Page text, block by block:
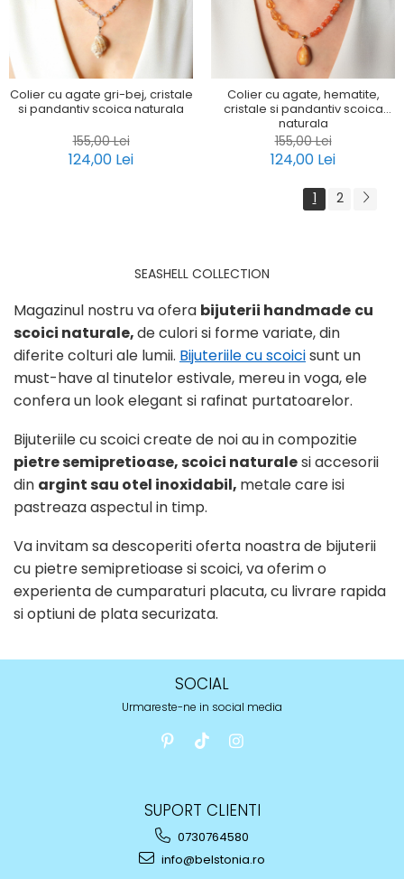
Colier cu agate gri-bej, cristale
si pandantiv scoica naturala
155,00 Lei
124,00 Lei
Colier cu agate, hematite,
cristale si pandantiv scoica
naturala
155,00 Lei
124,00 Lei
1 2
SEASHELL COLLECTION
Magazinul nostru va ofera bijuterii handmade cu
scoici naturale,de culori si forme variate, din
diferite colturi ale lumii. Bijuteriile cu scoicisunt un
must-have al tinutelor estivale, mereu in voga, ele
confera un look elegant si rafinat purtatoarelor.
Bijuteriile cu scoici create de noi au in compozitie
pietresemipretioase, scoici naturalesi accesorii
din argint sau otel inoxidabil, metale care isi
pastreaza aspectul in timp.
Va invitam sa descoperiti oferta noastra de bijuterii
cu pietre semipretioase si scoici, va oferim o
experienta de cumparaturi placuta, cu livrare rapida
si optiuni de plata securizata.
SOCIAL
Urmareste-ne in social media
SUPORT CLIENTI
0730764580
info@belstonia.ro